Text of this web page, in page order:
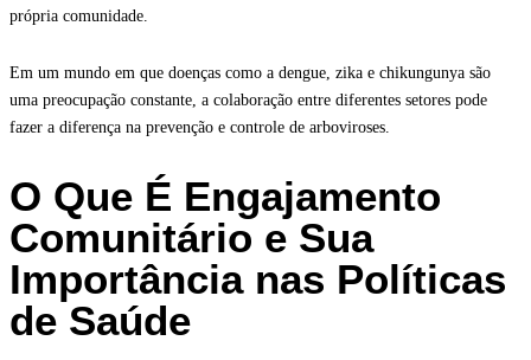
própria comunidade.
Em um mundo em que doenças como a dengue, zika e chikungunya são
uma preocupação constante, a colaboração entre diferentes setores pode
fazer a diferença na prevenção e controle de arboviroses.
O Que É Engajamento
Comunitário e Sua
Importância nas Políticas
de Saúde